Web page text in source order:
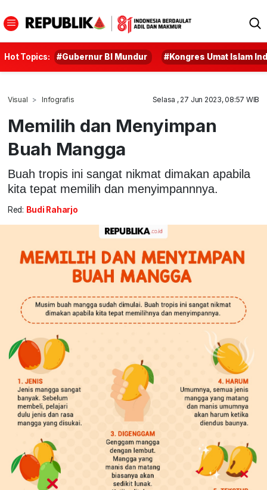
Hot Topics: #Gubernur BI Mundur #Kongres Umat Islam
Visual Infografis Selasa , 27 Jun 2023, 08:57 WIB
Memilih dan Menyimpan
Buah Mangga
Buah tropis ini sangat nikmat dimakan apabila
kita tepat memilih dan menyimpannnya.
Red: Budi Raharjo